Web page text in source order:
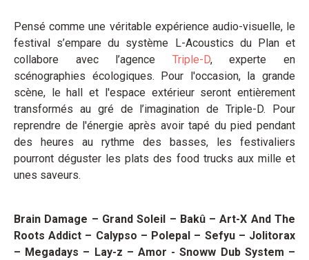
Pensé comme une véritable expérience audio-visuelle, le
festival s’empare du système L-Acoustics du Plan et
collabore avec l’agence Triple-D, experte en
scénographies écologiques. Pour l'occasion, la grande
scène, le hall et l'espace extérieur seront entièrement
transformés au gré de l’imagination de Triple-D. Pour
reprendre de l'énergie après avoir tapé du pied pendant
des heures au rythme des basses, les festivaliers
pourront déguster les plats des food trucks aux mille et
unes saveurs.
Brain Damage – Grand Soleil – Bakû – Art-X And The
Roots Addict – Calypso – Polepal – Sefyu – Jolitorax
– Megadays – Lay-z – Amor - Snoww Dub System –